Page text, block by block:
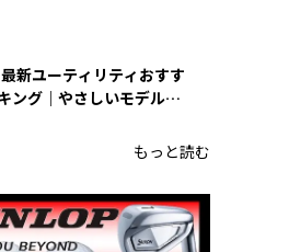
最新ユーティリティおすす
ング｜やさしいモデルの
もっと読む